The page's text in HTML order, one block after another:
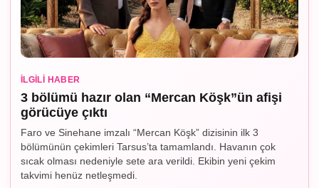
İLGILI HABER
3 bölümü hazır olan “Mercan Köşk”ün afişi
görücüye çıktı
Faro ve Sinehane imzalı “Mercan Köşk” dizisinin ilk 3
bölümünün çekimleri Tarsus’ta tamamlandı. Havanın çok
sıcak olması nedeniyle sete ara verildi. Ekibin yeni çekim
takvimi henüz netleşmedi.